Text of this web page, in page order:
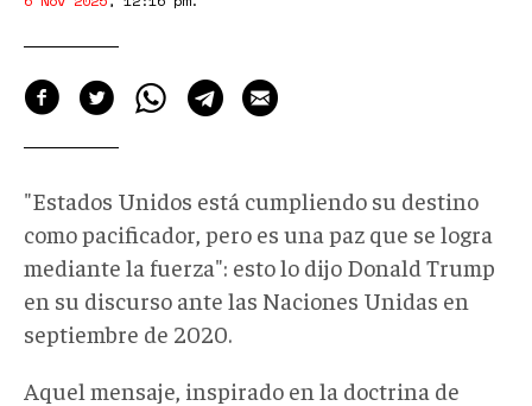
"Estados Unidos está cumpliendo su destino
como pacificador, pero es una paz que se logra
mediante la fuerza": esto lo dijo Donald Trump
en su discurso ante las Naciones Unidas en
septiembre de 2020.
Aquel mensaje, inspirado en la doctrina de